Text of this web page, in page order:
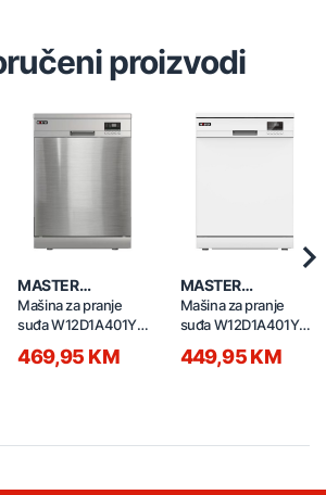
proizvodi
MASTER
PROFESSIONAL
Mašina za pranje
suđa W12D1A401Y-
469,95 KM
MASTER
PROFESSIONAL
Mašina za pranje
suđa W12D1A401Y-
449,95 KM